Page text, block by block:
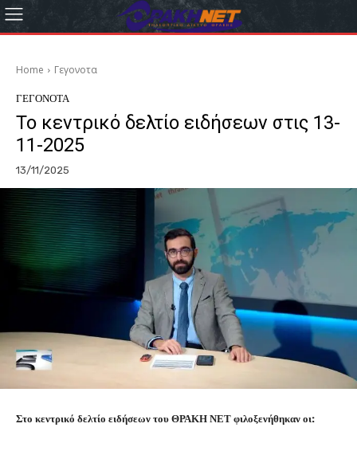
Home Γεγονοτα
ΓΕΓΟΝΟΤΑ
Το κεντρικό δελτίο ειδήσεων στις 13-
11-2025
13/11/2025
Στο κεντρικό δελτίο ειδήσεων του ΘΡΑΚΗ ΝΕΤ φιλοξενήθηκαν οι: